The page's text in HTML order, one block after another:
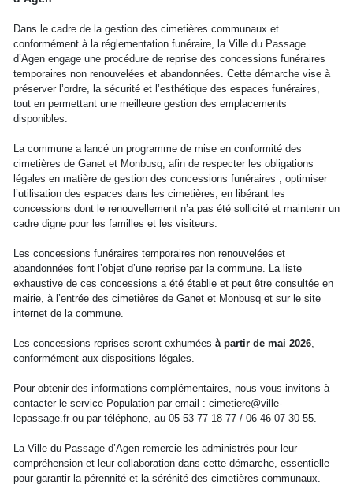
Dans le cadre de la gestion des cimetières communaux et
conformément à la réglementation funéraire, la Ville du Passage
d’Agen engage une procédure de reprise des concessions funéraires
temporaires non renouvelées et abandonnées. Cette démarche vise à
préserver l’ordre, la sécurité et l’esthétique des espaces funéraires,
tout en permettant une meilleure gestion des emplacements
disponibles.
La commune a lancé un programme de mise en conformité des
cimetières de Ganet et Monbusq, afin de respecter les obligations
légales en matière de gestion des concessions funéraires ; optimiser
l’utilisation des espaces dans les cimetières, en libérant les
concessions dont le renouvellement n’a pas été sollicité et maintenir un
cadre digne pour les familles et les visiteurs.
Les concessions funéraires temporaires non renouvelées et
abandonnées font l’objet d’une reprise par la commune. La liste
exhaustive de ces concessions a été établie et peut être consultée en
mairie, à l’entrée des cimetières de Ganet et Monbusq et sur le site
internet de la commune.
Les concessions reprises seront exhumées à partir de mai 2026
conformément aux dispositions légales.
Pour obtenir des informations complémentaires, nous vous invitons à
contacter le service Population par email : cimetiere@ville-
lepassage.fr ou par téléphone, au 05 53 77 18 77 / 06 46 07 30 55.
La Ville du Passage d’Agen remercie les administrés pour leur
compréhension et leur collaboration dans cette démarche, essentielle
pour garantir la pérennité et la sérénité des cimetières communaux.